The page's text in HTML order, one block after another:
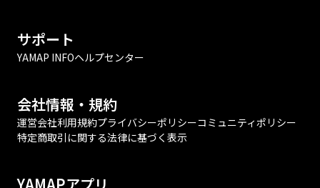
サポート
YAMAP INFOヘルプセンター
会社情報・規約
運営会社利用規約プライバシーポリシーコミュニティポリシー
特定商取引に関する法律に基づく表示